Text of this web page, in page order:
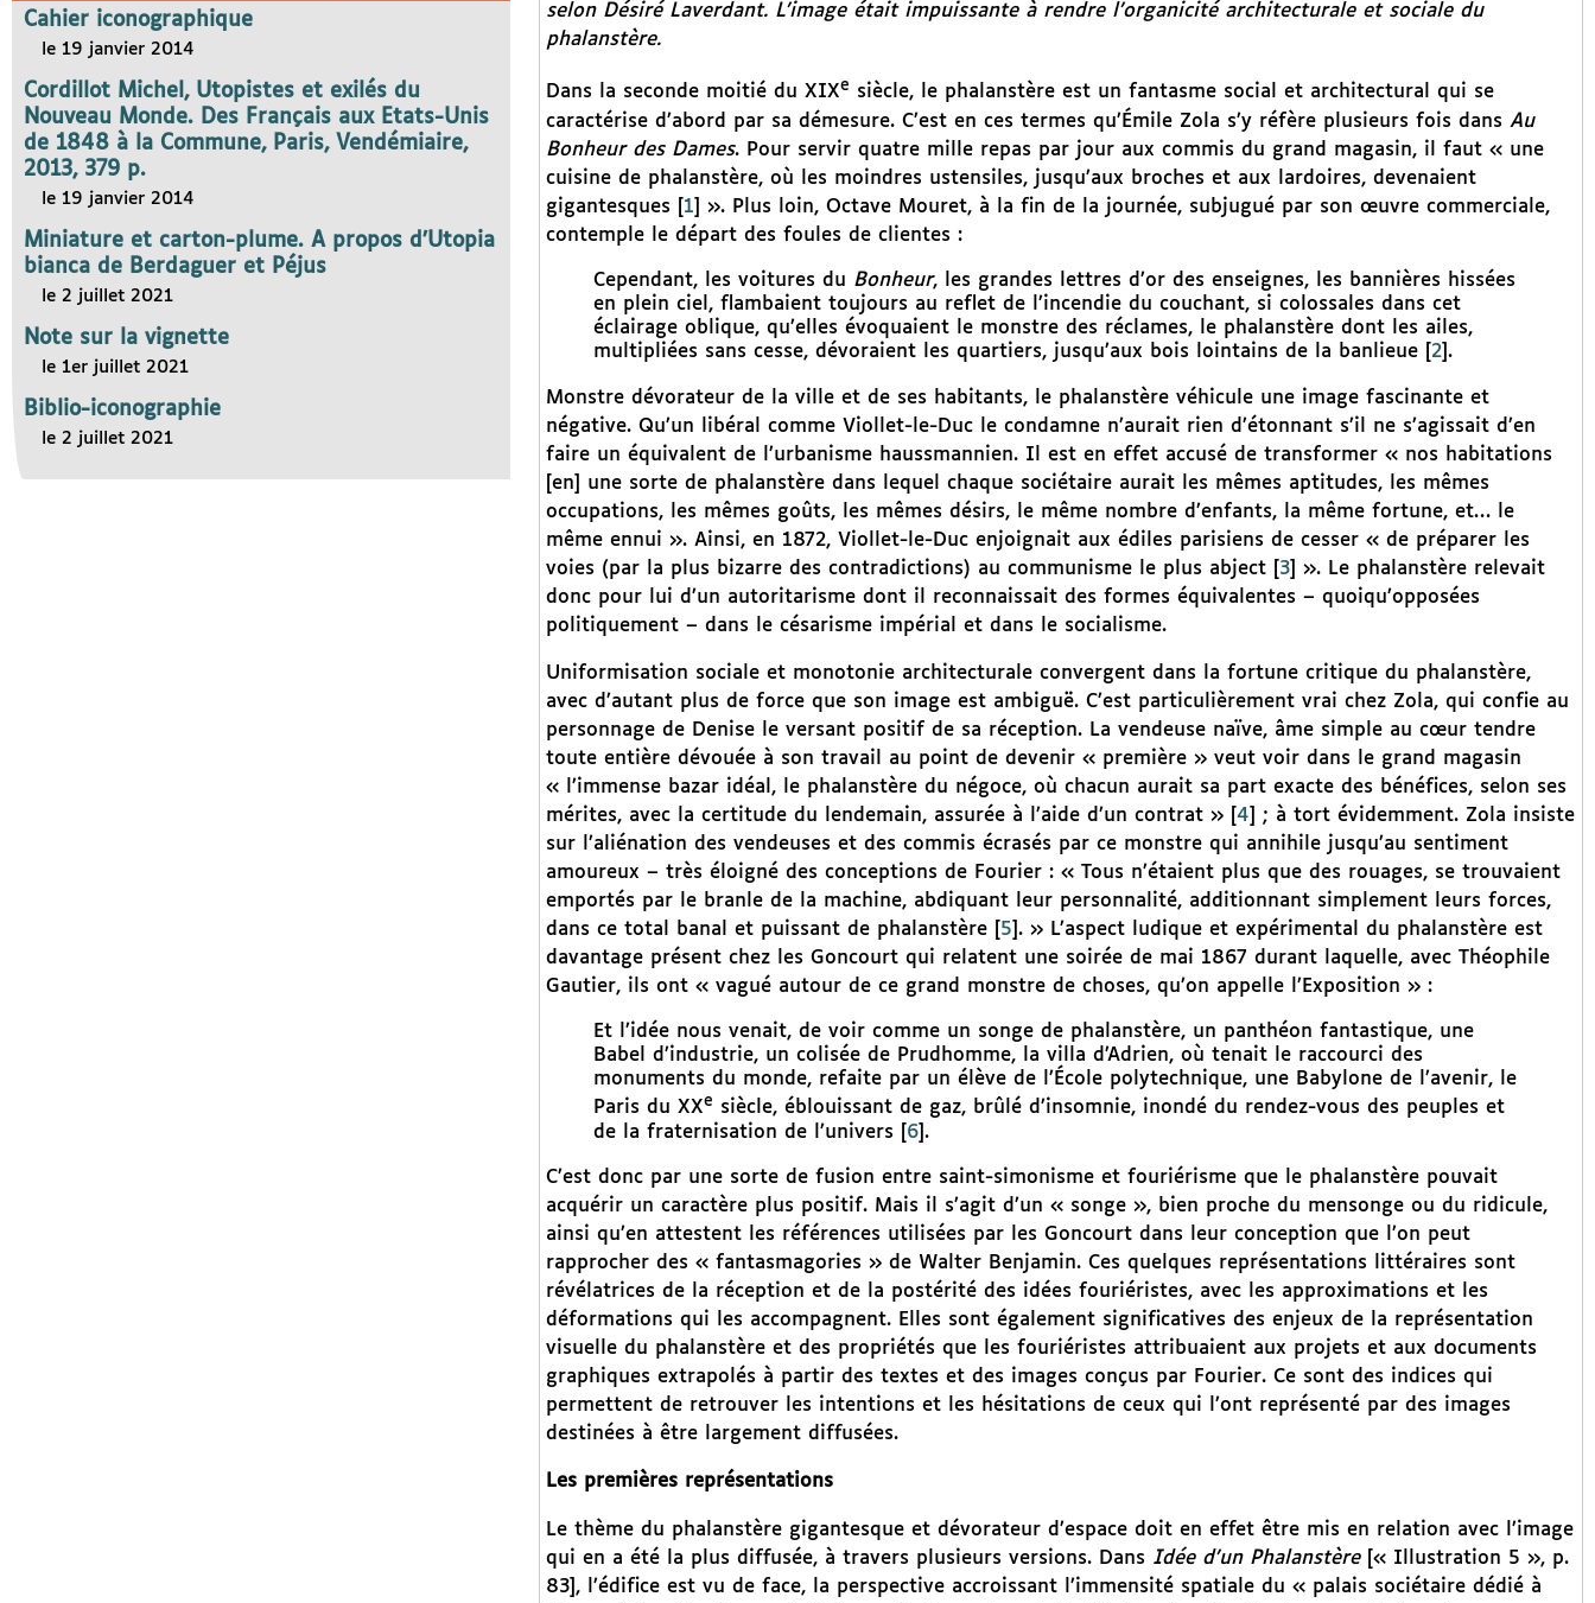
selon Désiré Laverdant. L’image était impuissante à rendre l’organicité architecturale et sociale du
phalanstère.
Dans la seconde moitié du XIXe siècle, le phalanstère est un fantasme social et architectural qui se
caractérise d’abord par sa démesure. C’est en ces termes qu’Émile Zola s’y réfère plusieurs fois dans Au
Bonheur des Dames. Pour servir quatre mille repas par jour aux commis du grand magasin, il faut « une
cuisine de phalanstère, où les moindres ustensiles, jusqu’aux broches et aux lardoires, devenaient
gigantesques
1
». Plus loin, Octave Mouret, à la fin de la journée, subjugué par son œuvre commerciale,
contemple le départ des foules de clientes :
Cependant, les voitures du Bonheur, les grandes lettres d’or des enseignes, les bannières hissées
en plein ciel, flambaient toujours au reflet de l’incendie du couchant, si colossales dans cet
éclairage oblique, qu’elles évoquaient le monstre des réclames, le phalanstère dont les ailes,
multipliées sans cesse, dévoraient les quartiers, jusqu’aux bois lointains de la banlieue[ 2] .
Monstre dévorateur de la ville et de ses habitants, le phalanstère véhicule une image fascinante et
négative. Qu’un libéral comme Viollet-le-Duc le condamne n’aurait rien d’étonnant s’il ne s’agissait d’en
faire un équivalent de l’urbanisme haussmannien. Il est en effet accusé de transformer « nos habitations
[en] une sorte de phalanstère dans lequel chaque sociétaire aurait les mêmes aptitudes, les mêmes
occupations, les mêmes goûts, les mêmes désirs, le même nombre d’enfants, la même fortune, et… le
même ennui ». Ainsi, en 1872, Viollet-le-Duc enjoignait aux édiles parisiens de cesser « de préparer les
voies (par la plus bizarre des contradictions) au communisme le plus abject[ 3]
». Le phalanstère relevait
donc pour lui d’un autoritarisme dont il reconnaissait des formes équivalentes – quoiqu’opposées
politiquement – dans le césarisme impérial et dans le socialisme.
Uniformisation sociale et monotonie architecturale convergent dans la fortune critique du phalanstère,
avec d’autant plus de force que son image est ambiguë. C’est particulièrement vrai chez Zola, qui confie au
personnage de Denise le versant positif de sa réception. La vendeuse naïve, âme simple au cœur tendre
toute entière dévouée à son travail au point de devenir « première » veut voir dans le grand magasin
« l’immense bazar idéal, le phalanstère du négoce, où chacun aurait sa part exacte des bénéfices, selon ses
mérites, avec la certitude du lendemain, assurée à l’aide d’un contrat »[ 4
; à tort évidemment. Zola insiste
sur l’aliénation des vendeuses et des commis écrasés par ce monstre qui annihile jusqu’au sentiment
amoureux – très éloigné des conceptions de Fourier : « Tous n’étaient plus que des rouages, se trouvaient
emportés par le branle de la machine, abdiquant leur personnalité, additionnant simplement leurs forces,
dans ce total banal et puissant de phalanstère[ 5 . » L’aspect ludique et expérimental du phalanstère est
davantage présent chez les Goncourt qui relatent une soirée de mai 1867 durant laquelle, avec Théophile
Gautier, ils ont « vagué autour de ce grand monstre de choses, qu’on appelle l’Exposition » :
Et l’idée nous venait, de voir comme un songe de phalanstère, un panthéon fantastique, une
Babel d’industrie, un colisée de Prudhomme, la villa d’Adrien, où tenait le raccourci des
monuments du monde, refaite par un élève de l’École polytechnique, une Babylone de l’avenir, le
Paris du XXe siècle, éblouissant de gaz, brûlé d’insomnie, inondé du rendez-vous des peuples et
de la fraternisation de l’univers
6] .
C’est donc par une sorte de fusion entre saint-simonisme et fouriérisme que le phalanstère pouvait
acquérir un caractère plus positif. Mais il s’agit d’un « songe », bien proche du mensonge ou du ridicule,
ainsi qu’en attestent les références utilisées par les Goncourt dans leur conception que l’on peut
rapprocher des « fantasmagories » de Walter Benjamin. Ces quelques représentations littéraires sont
révélatrices de la réception et de la postérité des idées fouriéristes, avec les approximations et les
déformations qui les accompagnent. Elles sont également significatives des enjeux de la représentation
visuelle du phalanstère et des propriétés que les fouriéristes attribuaient aux projets et aux documents
graphiques extrapolés à partir des textes et des images conçus par Fourier. Ce sont des indices qui
permettent de retrouver les intentions et les hésitations de ceux qui l’ont représenté par des images
destinées à être largement diffusées.
Les premières représentations
Le thème du phalanstère gigantesque et dévorateur d’espace doit en effet être mis en relation avec l’image
qui en a été la plus diffusée, à travers plusieurs versions. Dans Idée d’un Phalanstère[« Illustration 5 », p.
83], l’édifice est vu de face, la perspective accroissant l’immensité spatiale du « palais sociétaire dédié à
Cahier iconographique
le 19 janvier 2014
Cordillot Michel, Utopistes et exilés du
Nouveau Monde. Des Français aux Etats-Unis
de 1848 à la Commune, Paris, Vendémiaire,
2013, 379 p.
le 19 janvier 2014
Miniature et carton-plume. A propos d’Utopia
bianca de Berdaguer et Péjus
le 2 juillet 2021
Note sur la vignette
le 1er juillet 2021
Biblio-iconographie
le 2 juillet 2021